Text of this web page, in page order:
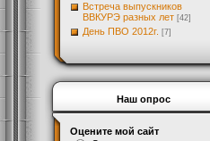
Встреча выпускников
ВВКУРЭ разных лет [42]
День ПВО 2012г. [7]
Наш опрос
Оцените мой сайт